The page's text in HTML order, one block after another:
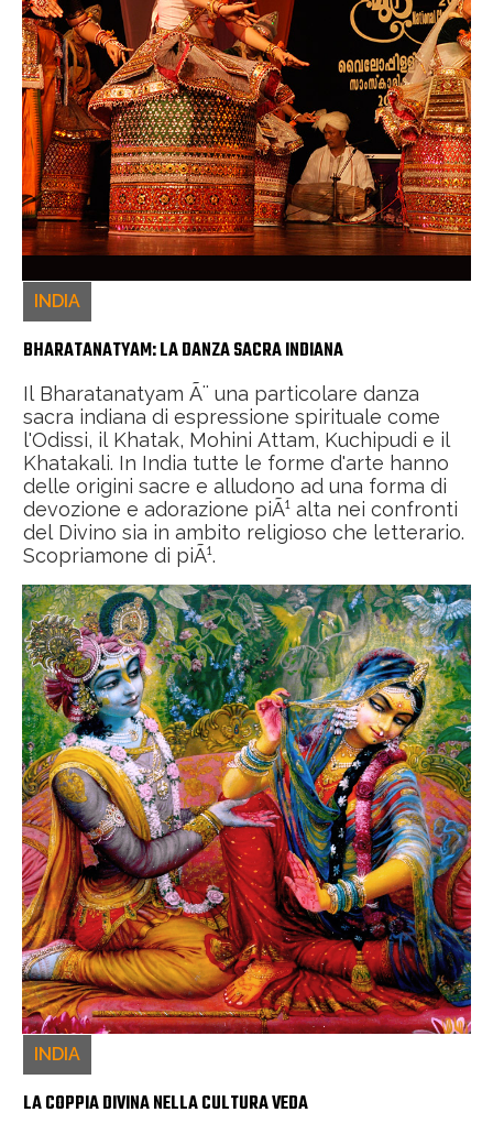
INDIA
BHARATANATYAM: LA DANZA SACRA INDIANA
Il Bharatanatyam Ã¨ una particolare danza
sacra indiana di espressione spirituale come
l'Odissi, il Khatak, Mohini Attam, Kuchipudi e il
Khatakali. In India tutte le forme d'arte hanno
delle origini sacre e alludono ad una forma di
devozione e adorazione piÃ¹ alta nei confronti
del Divino sia in ambito religioso che letterario.
Scopriamone di piÃ¹.
INDIA
LA COPPIA DIVINA NELLA CULTURA VEDA